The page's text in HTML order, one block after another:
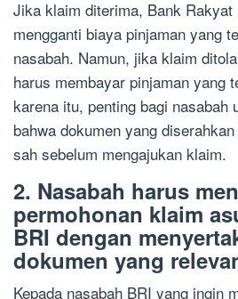
Jika klaim diterima, Bank Rakyat
mengganti biaya pinjaman yang
nasabah. Namun, jika klaim
harus membayar pinjaman yang
karena itu, penting bagi nasabah
bahwa dokumen yang
sah sebelum mengajukan klaim.
2. Nasabah harus
permohonan klaim
BRI dengan
dokumen yang
Kepada nasabah BRI yang ingin